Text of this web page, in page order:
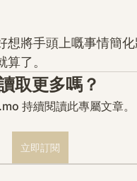
將手頭上嘅事情簡
了。
取更多嗎？
持續閱讀此專屬文章。
立即訂閱